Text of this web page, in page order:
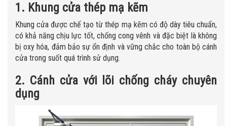
1. Khung cửa thép mạ kẽm
Khung cửa được chế tạo từ thép mạ kẽm có độ dày tiêu chuẩn,
có khả năng chịu lực tốt, chống cong vênh và đặc biệt là không
bị oxy hóa, đảm bảo sự ổn định và vững chắc cho toàn bộ cánh
cửa trong suốt quá trình sử dụng.
2. Cánh cửa với lõi chống cháy chuyên
dụng